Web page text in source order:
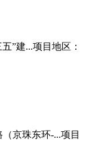
”建...项目地区：
京珠东环-...项目